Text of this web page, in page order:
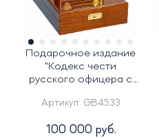
Подарочное издание
"Кодекс чести
русского офицера с
Победоносец"
Артикул: GB4533
100 000 руб.